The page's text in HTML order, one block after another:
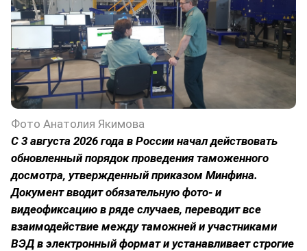
Фото Анатолия Якимова
С 3 августа 2026 года в России начал действовать
обновленный порядок проведения таможенного
досмотра, утвержденный приказом Минфина.
Документ вводит обязательную фото- и
видеофиксацию в ряде случаев, переводит все
взаимодействие между таможней и участниками
ВЭД в электронный формат и устанавливает строгие